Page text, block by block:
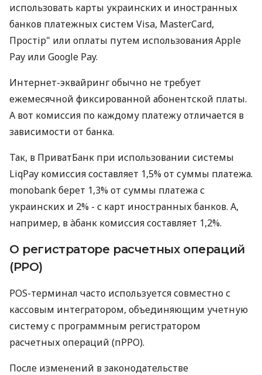
использовать карты украинских и иностранных
банков платежных систем Visa, MasterCard,
Простір" или оплаты путем использования Apple
Pay или Google Pay.
Интернет-эквайринг обычно не требует
ежемесячной фиксированной абонентской платы.
А вот комиссия по каждому платежу отличается в
зависимости от банка.
Так, в ПриватБанк при использовании системы
LiqPay комиссия составляет 1,5% от суммы платежа.
monobank берет 1,3% от суммы платежа с
украинских и 2% - с карт иностранных банков. А,
например, в àбанк комиссия составляет 1,2%.
О регистраторе расчетных операций
(РРО)
POS-терминал часто используется совместно с
кассовым интегратором, объединяющим учетную
систему с программным регистратором
расчетных операций (пРРО).
После изменений в законодательстве